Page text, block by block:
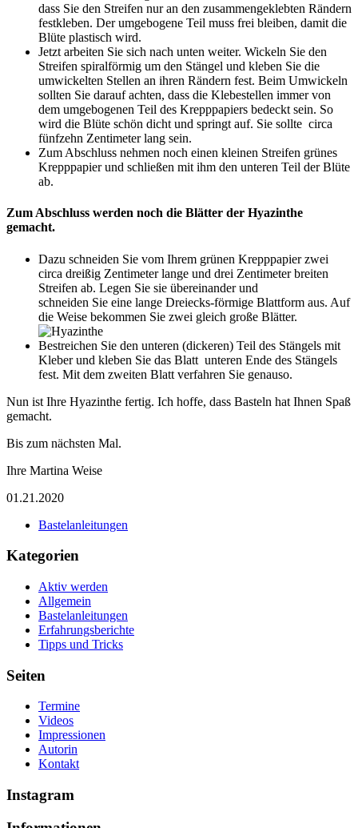
dass Sie den Streifen nur an den zusammengeklebten Rändern
festkleben. Der umgebogene Teil muss frei bleiben, damit die
Blüte plastisch wird.
Jetzt arbeiten Sie sich nach unten weiter. Wickeln Sie den
Streifen spiralförmig um den Stängel und kleben Sie die
umwickelten Stellen an ihren Rändern fest. Beim Umwickeln
sollten Sie darauf achten, dass die Klebestellen immer von
dem umgebogenen Teil des Krepppapiers bedeckt sein. So
wird die Blüte schön dicht und springt auf. Sie sollte circa
fünfzehn Zentimeter lang sein.
Zum Abschluss nehmen noch einen kleinen Streifen grünes
Krepppapier und schließen mit ihm den unteren Teil der Blüte
ab.
Zum Abschluss werden noch die Blätter der Hyazinthe
gemacht.
Dazu schneiden Sie vom Ihrem grünen Krepppapier zwei
circa dreißig Zentimeter lange und drei Zentimeter breiten
Streifen ab. Legen Sie sie übereinander und
schneiden Sie eine lange Dreiecks-förmige Blattform aus. Auf
die Weise bekommen Sie zwei gleich große Blätter.
Bestreichen Sie den unteren (dickeren) Teil des Stängels mit
Kleber und kleben Sie das Blatt unteren Ende des Stängels
fest. Mit dem zweiten Blatt verfahren Sie genauso.
Nun ist Ihre Hyazinthe fertig. Ich hoffe, dass Basteln hat Ihnen Spaß
gemacht.
Bis zum nächsten Mal.
Ihre Martina Weise
01.21.2020
Bastelanleitungen
Kategorien
Aktiv werden
Allgemein
Bastelanleitungen
Erfahrungsberichte
Tipps und Tricks
Seiten
Termine
Videos
Impressionen
Autorin
Kontakt
Instagram